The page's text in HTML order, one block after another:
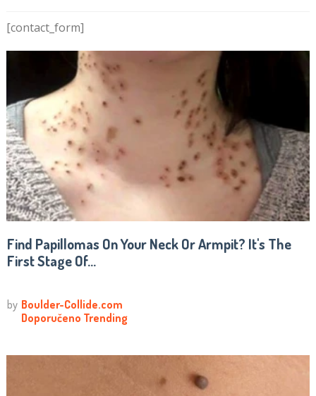
[contact_form]
Find Papillomas On Your Neck Or Armpit? It's The
First Stage Of...